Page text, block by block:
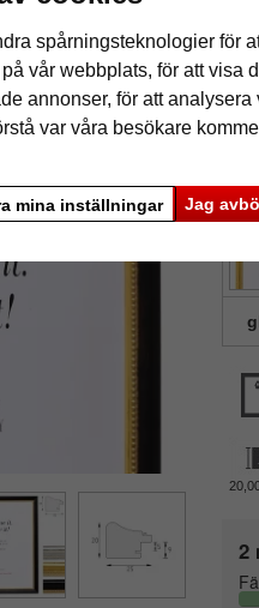
spårningsteknologier för
vår webbplats, för att visa
annonser, för att analysera
var våra besökare
Jag
mina inställningar
2